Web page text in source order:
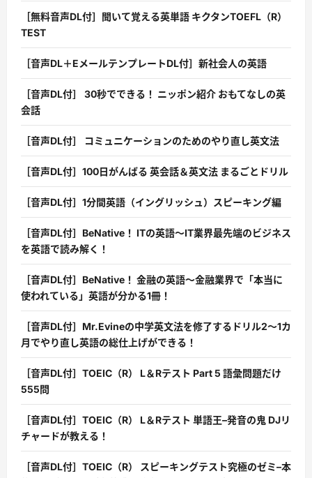
［無料音声DL付］聞いて覚える英単語 キクタンTOEFL（R）
TEST
［音声DL＋EメールテンプレートDL付］新社会人の英語
［音声DL付］ 30秒でできる！ ニッポン紹介 おもてなしの英
会話
［音声DL付］ コミュニケーションのためのやり直し英文法
［音声DL付］100日がんばる 英会話＆英文法 まるごとドリル
［音声DL付］1分間英語（イングリッシュ）スピーキング編
［音声DL付］BeNative！ ITの英語〜IT業界最先端のビジネス
を英語で読み解く！
［音声DL付］BeNative！ 金融の英語〜金融業界で「本当に
使われている」英語が分かる1冊！
［音声DL付］Mr.Evineの中学英文法を修了するドリル2〜1カ
月でやり直し英語の総仕上げができる！
［音声DL付］TOEIC（R） L＆Rテスト Part 5 語彙問題だけ
555問
［音声DL付］TOEIC（R） L＆Rテスト 単語王–発音の鬼 DJリ
チャードが教える！
［音声DL付］TOEIC（R） スピーキングテスト究極のゼミ–本